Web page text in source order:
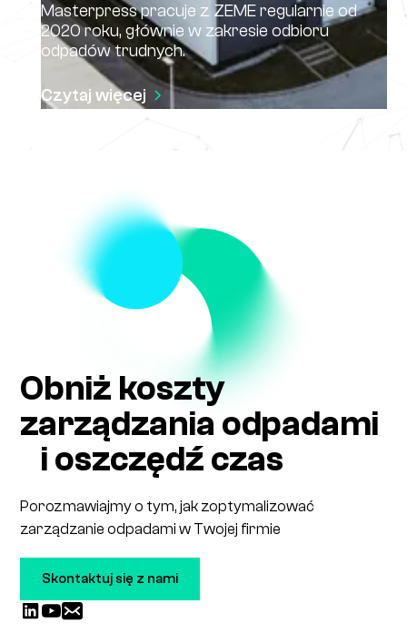
Masterpress pracuje z ZEME regularnie od
2020 roku, głównie w zakresie odbioru
odpadów trudnych.
Czytaj więcej
Obniż koszty
zarządzania odpadami
i oszczędź czas
Porozmawiajmy o tym, jak zoptymalizować
zarządzanie odpadami w Twojej firmie
Skontaktuj się z nami